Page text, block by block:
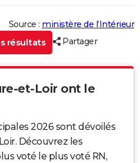
Source : ministère de l’Intérieur
résultats
Partager
et-Loir ont le
2026 sont dévoilés
Découvrez les
voté le plus voté RN,